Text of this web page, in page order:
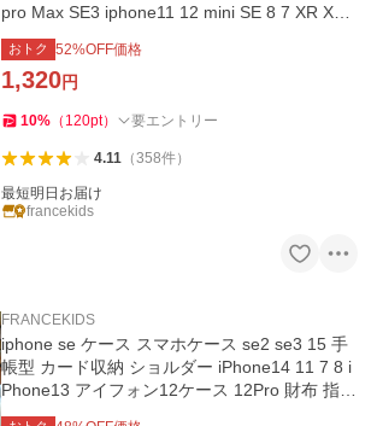
pro Max SE3 iphone11 12 mini SE 8 7 XR XS
アイフォン 覗き見防止
おトク 52%OFF価格
1,320円
10% （ 120pt） 要エントリー
4.11（358件）
最短明日お届け
francekids
FRANCEKIDS
iphone se ケース スマホケース se2 se3 15 手
帳型 カード収納 ショルダー iPhone14 11 7 8 i
Phone13 アイフォン12ケース 12Pro 財布 指紋
防止 耐衝撃 おしゃれ